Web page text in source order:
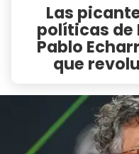
Las
políticas de
Pablo
que